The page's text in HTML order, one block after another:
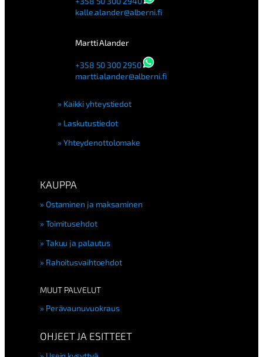
kalle.alander@alberni.fi
Martti Alander
+358 50 300 2950
martti.alander@alberni.fi
Kaikki yhteystiedot
Laskutustiedot
Yhteydenottolomake
KAUPPA
Ostaminen ja maksaminen
Toimitusehdot
Takuu ja palautus
Rahoitusvaihtoehdot
MUUT PALVELUT
Perävaunuvuokraus
OHJEET JA ESITTEET